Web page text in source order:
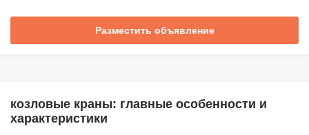
Разместить объявление
козловые краны: главные особенности и
характеристики